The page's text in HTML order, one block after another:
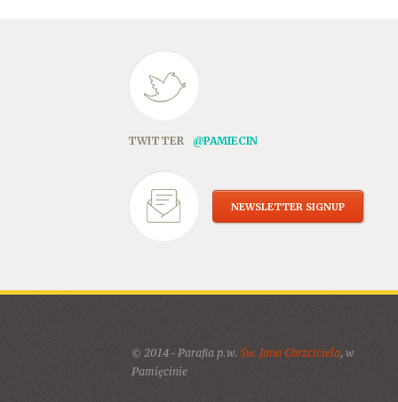
TWITTER @PAMIECIN
NEWSLETTER SIGNUP
© 2014 - Parafia p.w. Św. Jana Chrzciciela, w
Pamięcinie